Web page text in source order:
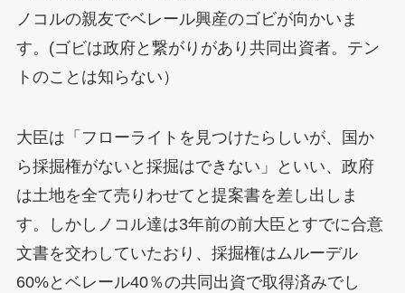
ノコルの親友でベレール興産のゴビが向かいま
す。(ゴビは政府と繋がりがあり共同出資者。テン
トのことは知らない）
大臣は「フローライトを見つけたらしいが、国か
ら採掘権がないと採掘はできない」といい、政府
は土地を全て売りわせてと提案書を差し出しま
す。しかしノコル達は3年前の前大臣とすでに合意
文書を交わしていたおり、採掘権はムルーデル
60%とベレール40％の共同出資で取得済みでし